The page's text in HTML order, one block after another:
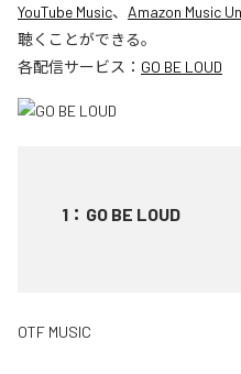
YouTube Music、 Amazon Music
聴くことができる。
各配信サービス： GO BE LOUD
1 ： GO BE LOUD
OTF MUSIC